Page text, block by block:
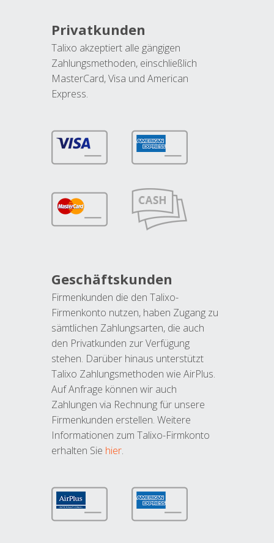
Privatkunden
Talixo akzeptiert alle gängigen
Zahlungsmethoden, einschließlich
MasterCard, Visa und American
Express.
Geschäftskunden
Firmenkunden die den Talixo-
Firmenkonto nutzen, haben Zugang zu
sämtlichen Zahlungsarten, die auch
den Privatkunden zur Verfügung
stehen. Darüber hinaus unterstützt
Talixo Zahlungsmethoden wie AirPlus.
Auf Anfrage können wir auch
Zahlungen via Rechnung für unsere
Firmenkunden erstellen. Weitere
Informationen zum Talixo-Firmkonto
erhalten Sie hier.